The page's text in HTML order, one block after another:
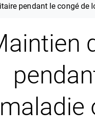
pendant le congé de
maladie